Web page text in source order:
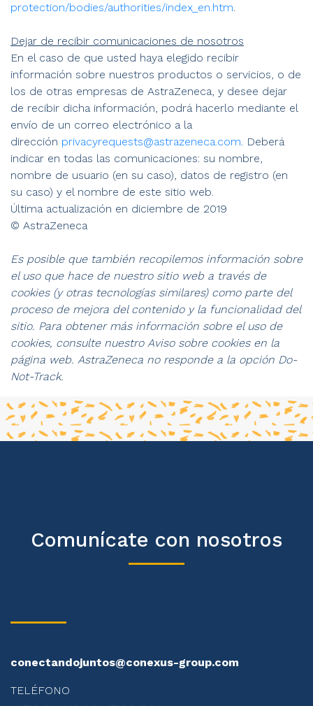
protection/bodies/authorities/index_en.htm.
Dejar de recibir comunicaciones de nosotros
En el caso de que usted haya elegido recibir
información sobre nuestros productos o servicios, o de
los de otras empresas de AstraZeneca, y desee dejar
de recibir dicha información, podrá hacerlo mediante el
envío de un correo electrónico a la
dirección privacyrequests@astrazeneca.com. Deberá
indicar en todas las comunicaciones: su nombre,
nombre de usuario (en su caso), datos de registro (en
su caso) y el nombre de este sitio web.
Última actualización en diciembre de 2019
© AstraZeneca
Es posible que también recopilemos información sobre
el uso que hace de nuestro sitio web a través de
cookies (y otras tecnologías similares) como parte del
proceso de mejora del contenido y la funcionalidad del
sitio. Para obtener más información sobre el uso de
cookies, consulte nuestro Aviso sobre cookies en la
página web. AstraZeneca no responde a la opción Do-
Not-Track.
Comunícate con nosotros
conectandojuntos@conexus-group.com
TELÉFONO